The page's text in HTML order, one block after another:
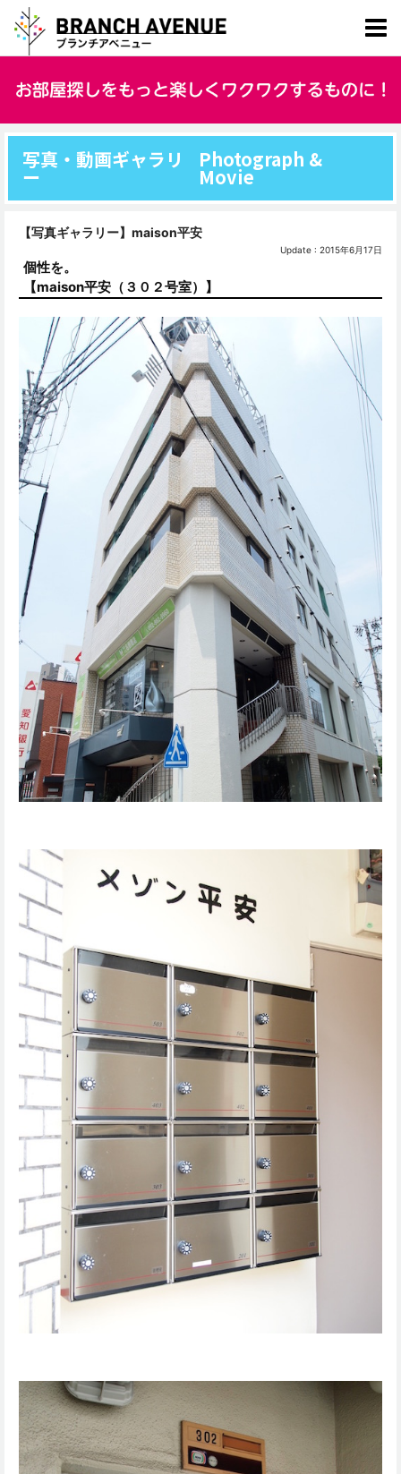
写真・動画ギャラリ
ー
Photograph &
Movie
【写真ギャラリー】maison平安
Update : 2015年6月17日
個性を。
【maison平安（３０２号室）】